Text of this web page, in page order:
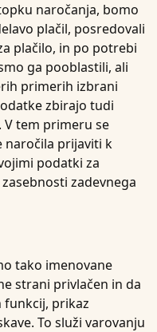
naročanja, bomo
plačil, posredovali
plačilo, in po potrebi
ga pooblastili, ali
primerih izbrani
zbirajo tudi
tem primeru se
naročila prijaviti k
podatki za
zadevnega
tako imenovane
strani privlačen in da
prikaz
To služi varovanju